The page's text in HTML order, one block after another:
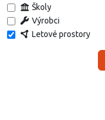
Školy
Výrobci
Letové prostory